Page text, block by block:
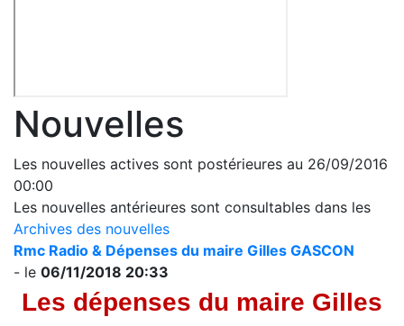
Nouvelles
Les nouvelles actives sont postérieures au 26/09/2016
00:00
Les nouvelles antérieures sont consultables dans les
Archives des nouvelles
Rmc Radio & Dépenses du maire Gilles GASCON
- le 06/11/2018 20:33
Les dépenses du maire Gilles